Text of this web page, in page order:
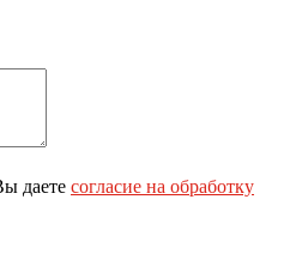
даете согласие на обработку